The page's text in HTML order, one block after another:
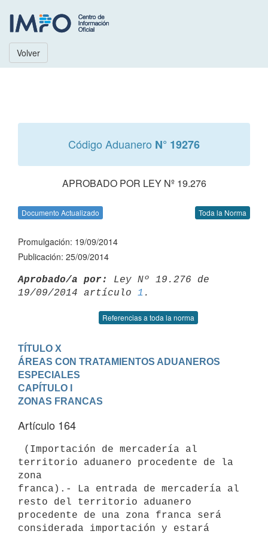
Volver
Código Aduanero N° 19276
APROBADO POR LEY Nº 19.276
Documento Actualizado Toda la Norma
Promulgación: 19/09/2014
Publicación: 25/09/2014
Aprobado/a por:
Ley Nº 19.276 de
19/09/2014 artículo 1
Referencias a toda la norma
TÍTULO X
ÁREAS CON TRATAMIENTOS ADUANEROS
ESPECIALES
CAPÍTULO I
ZONAS FRANCAS
Artículo 164
territorio aduanero procedente de la
zona
franca).- La entrada de mercadería al
resto del territorio aduanero
procedente de una zona franca será
considerada importación y estará